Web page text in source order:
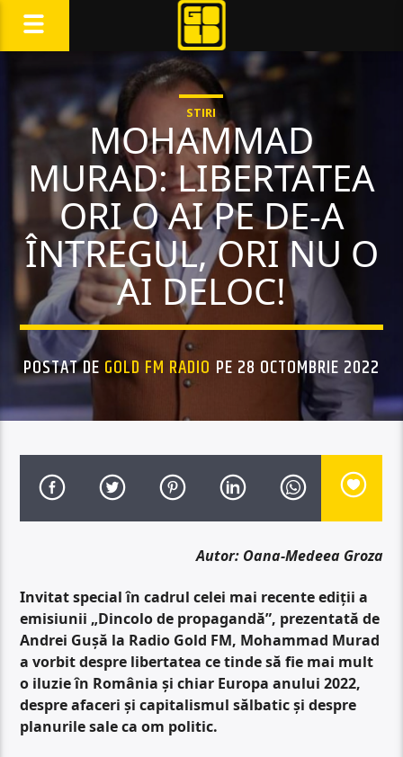
STIRI
MOHAMMAD
MURAD: LIBERTATEA
ORI O AI PE DE-A
ÎNTREGUL, ORI NU O
AI DELOC!
POSTAT DE GOLD FM RADIO PE 28 OCTOMBRIE 2022
Autor: Oana-Medeea Groza
Invitat special în cadrul celei mai recente ediții a
emisiunii „Dincolo de propagandă”, prezentată de
Andrei Gușă la Radio Gold FM, Mohammad Murad
a vorbit despre libertatea ce tinde să fie mai mult
o iluzie în România și chiar Europa anului 2022,
despre afaceri și capitalismul sălbatic și despre
planurile sale ca om politic.